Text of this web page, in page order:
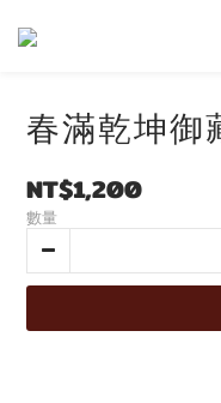
春滿乾坤御
NT$1,200
數量